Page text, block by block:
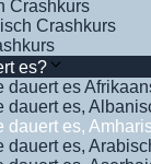
Crashkurs
Crashkurs
es?
dauert es
dauert es,
dauert es,
dauert es,